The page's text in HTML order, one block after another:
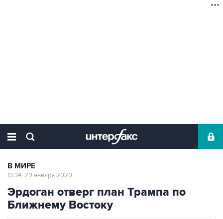
В МИРЕ
13:34, 29 января 2020
Эрдоган отверг план Трампа по
Ближнему Востоку